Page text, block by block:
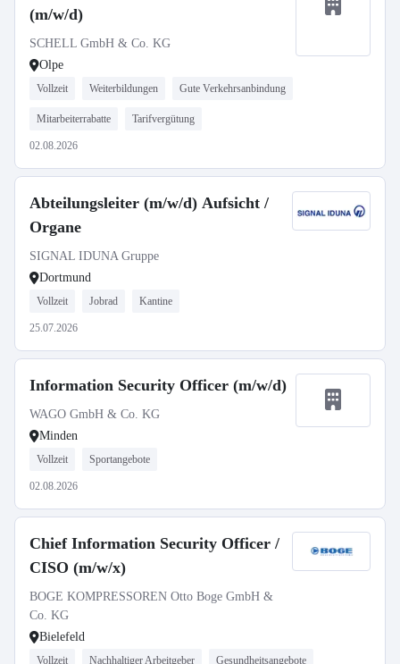
(m/w/d)
SCHELL GmbH & Co. KG
Olpe
Vollzeit Weiterbildungen Gute Verkehrsanbindung
Mitarbeiterrabatte Tarifvergütung
02.08.2026
Abteilungsleiter (m/w/d) Aufsicht /
Organe
SIGNAL IDUNA Gruppe
Dortmund
Vollzeit Jobrad Kantine
25.07.2026
Information Security Officer (m/w/d)
WAGO GmbH & Co. KG
Minden
Vollzeit Sportangebote
02.08.2026
Chief Information Security Officer /
CISO (m/w/x)
BOGE KOMPRESSOREN Otto Boge GmbH &
Co. KG
Bielefeld
Vollzeit Nachhaltiger Arbeitgeber Gesundheitsangebote